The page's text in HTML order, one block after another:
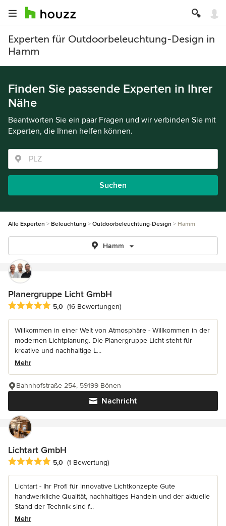
Experten für Outdoorbeleuchtung-Design in
Hamm
Finden Sie passende Experten in Ihrer
Nähe
Beantworten Sie ein paar Fragen und wir verbinden Sie mit
Experten, die Ihnen helfen können.
Suchen
Alle Experten Beleuchtung Outdoorbeleuchtung-Design Hamm
Hamm
Planergruppe Licht GmbH
Durchschnittliche Bewertung: 5 von 5 Sternen
5,0 (16 Bewertungen)
Willkommen in einer Welt von Atmosphäre - Willkommen in der
modernen Lichtplanung. Die Planergruppe Licht steht für
kreative und nachhaltige L...
Mehr
Nachricht
Bahnhofstraße 254, 59199 Bönen
Lichtart GmbH
Durchschnittliche Bewertung: 5 von 5 Sternen
5,0 (1 Bewertung)
Lichtart - Ihr Profi für innovative Lichtkonzepte Gute
handwerkliche Qualität, nachhaltiges Handeln und der aktuelle
Stand der Technik sind f...
Mehr